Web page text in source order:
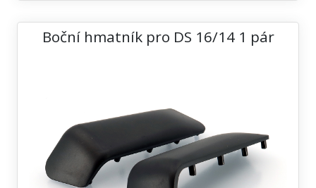
Boční hmatník pro DS 16/14 1 pár